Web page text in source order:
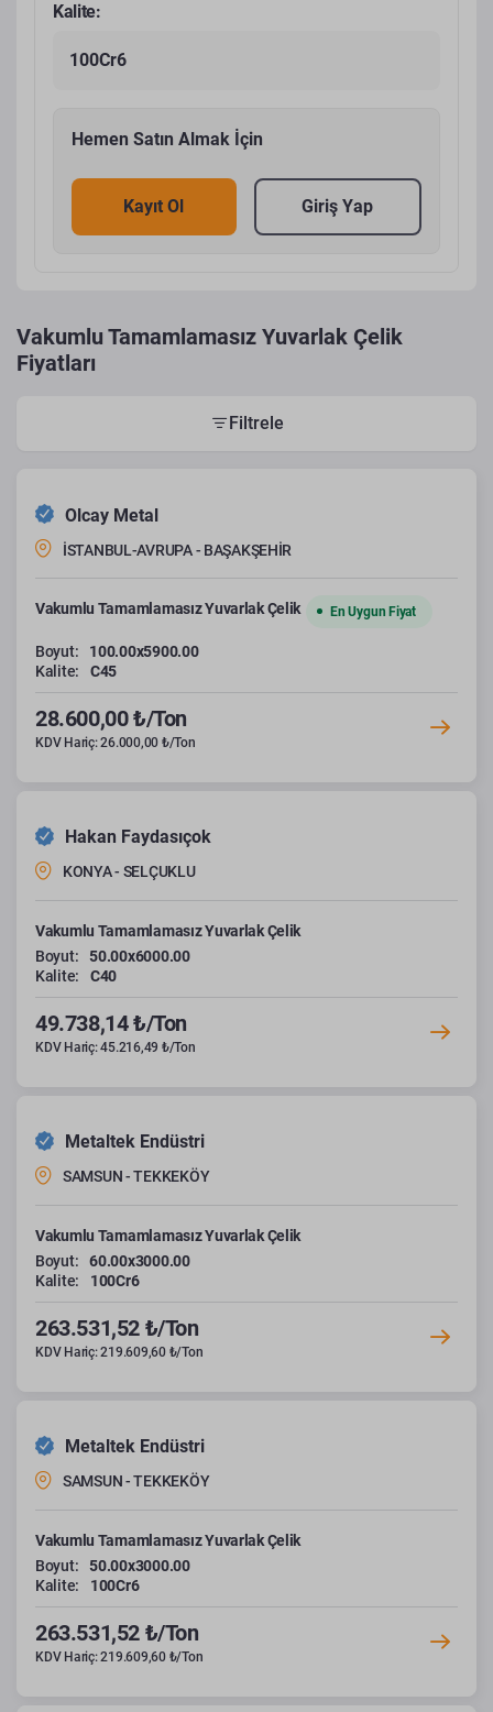
Kalite:
100Cr6
Hemen Satın Almak İçin
Kayıt Ol Giriş Yap
Vakumlu Tamamlamasız Yuvarlak Çelik
Fiyatları
Filtrele
Olcay Metal
İSTANBUL-AVRUPA - BAŞAKŞEHİR
Vakumlu Tamamlamasız Yuvarlak Çelik En Uygun Fiyat
Boyut:
100.00x5900.00
Kalite:
C45
28.600,00 ₺/Ton
KDV Hariç: 26.000,00 ₺/Ton
Hakan Faydasıçok
KONYA - SELÇUKLU
Vakumlu Tamamlamasız Yuvarlak Çelik
Boyut:
50.00x6000.00
Kalite:
C40
49.738,14 ₺/Ton
KDV Hariç: 45.216,49 ₺/Ton
Metaltek Endüstri
SAMSUN - TEKKEKÖY
Vakumlu Tamamlamasız Yuvarlak Çelik
Boyut:
60.00x3000.00
Kalite:
100Cr6
263.531,52 ₺/Ton
KDV Hariç: 219.609,60 ₺/Ton
Metaltek Endüstri
SAMSUN - TEKKEKÖY
Vakumlu Tamamlamasız Yuvarlak Çelik
Boyut:
50.00x3000.00
Kalite:
100Cr6
263.531,52 ₺/Ton
KDV Hariç: 219.609,60 ₺/Ton